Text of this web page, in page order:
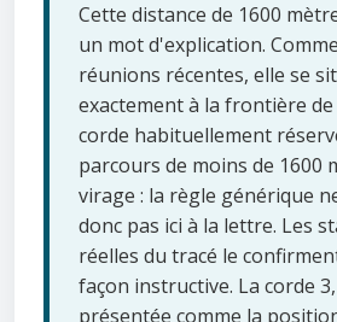
Cette distance de 1600
un mot d'explication.
réunions récentes, elle se
exactement à la frontière de
corde habituellement
parcours de moins de 1600
virage : la règle générique
donc pas ici à la lettre. Les
réelles du tracé le
façon instructive. La corde
présentée comme la